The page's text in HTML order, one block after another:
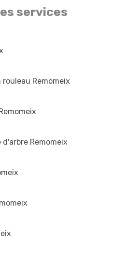
services
rouleau Remomeix
Remomeix